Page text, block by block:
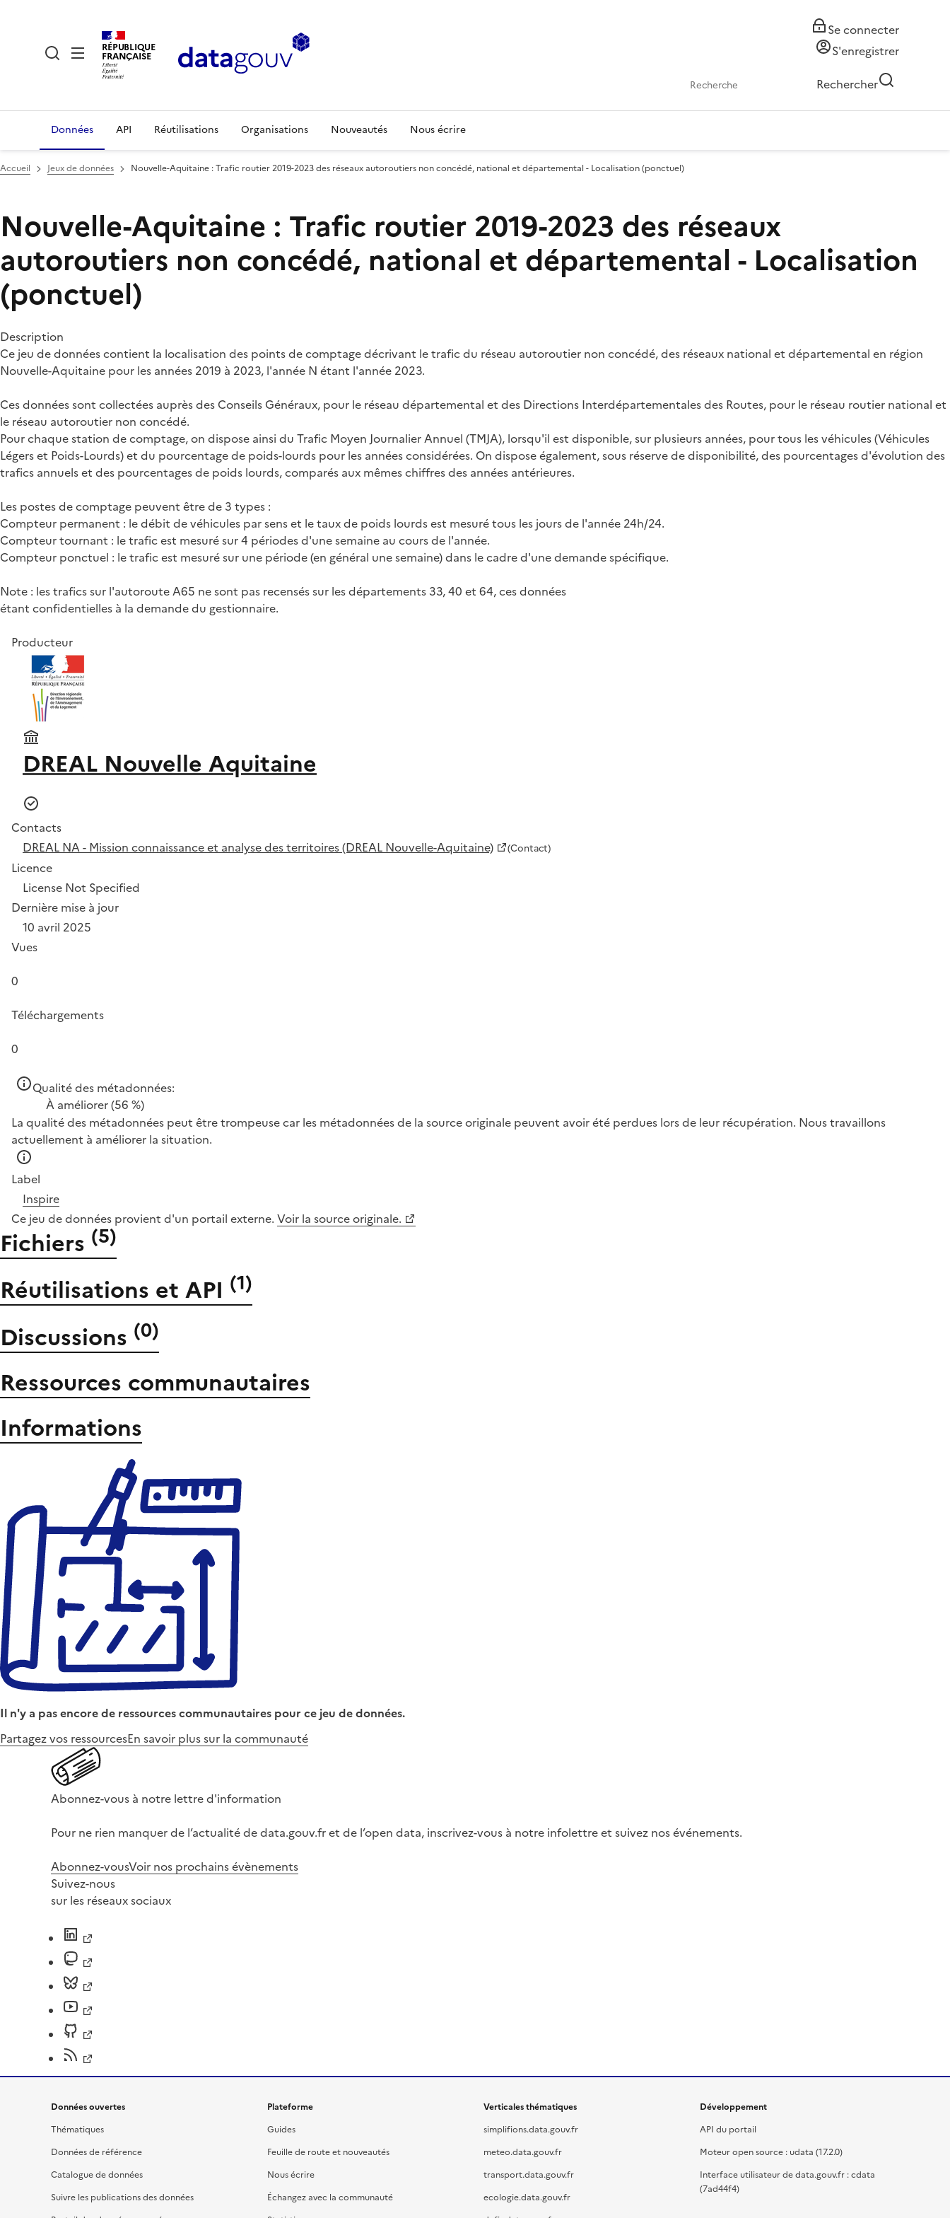
RÉPUBLIQUE
FRANÇAISE
Se connecter
S'enregistrer
Rechercher
Données API Réutilisations Organisations Nouveautés Nous écrire
Accueil Jeux de données Nouvelle-Aquitaine : Trafic routier 2019-2023 des réseaux autoroutiers non concédé, national et départemental - Localisation (ponctuel)
Nouvelle-Aquitaine : Trafic routier 2019-2023 des réseaux
autoroutiers non concédé, national et départemental - Localisation
(ponctuel)
Description
Ce jeu de données contient la localisation des points de comptage décrivant le trafic du réseau autoroutier non concédé, des réseaux national et départemental en région
Nouvelle-Aquitaine pour les années 2019 à 2023, l'année N étant l'année 2023.
Ces données sont collectées auprès des Conseils Généraux, pour le réseau départemental et des Directions Interdépartementales des Routes, pour le réseau routier national et
le réseau autoroutier non concédé.
Pour chaque station de comptage, on dispose ainsi du Trafic Moyen Journalier Annuel (TMJA), lorsqu'il est disponible, sur plusieurs années, pour tous les véhicules (Véhicules
Légers et Poids-Lourds) et du pourcentage de poids-lourds pour les années considérées. On dispose également, sous réserve de disponibilité, des pourcentages d'évolution des
trafics annuels et des pourcentages de poids lourds, comparés aux mêmes chiffres des années antérieures.
Les postes de comptage peuvent être de 3 types :
Compteur permanent : le débit de véhicules par sens et le taux de poids lourds est mesuré tous les jours de l'année 24h/24.
Compteur tournant : le trafic est mesuré sur 4 périodes d'une semaine au cours de l'année.
Compteur ponctuel : le trafic est mesuré sur une période (en général une semaine) dans le cadre d'une demande spécifique.
Note : les trafics sur l'autoroute A65 ne sont pas recensés sur les départements 33, 40 et 64, ces données
étant confidentielles à la demande du gestionnaire.
Producteur
DREAL Nouvelle Aquitaine
Contacts
DREAL NA - Mission connaissance et analyse des territoires (DREAL Nouvelle-Aquitaine)
(Contact)
Licence
License Not Specified
Dernière mise à jour
10 avril 2025
Vues
0
Téléchargements
0
Qualité des métadonnées:
À améliorer(56 %)
La qualité des métadonnées peut être trompeuse car les métadonnées de la source originale peuvent avoir été perdues lors de leur récupération. Nous travaillons
actuellement à améliorer la situation.
Label
Inspire
Ce jeu de données provient d'un portail externe. Voir la source originale.
Fichiers (5)
Réutilisations et API (1)
Discussions (0)
Ressources communautaires
Informations
Il n'y a pas encore de ressources communautaires pour ce jeu de données.
Partagez vos ressourcesEn savoir plus sur la communauté
Abonnez-vous à notre lettre d'information
Pour ne rien manquer de l’actualité de data.gouv.fr et de l’open data, inscrivez-vous à notre infolettre et suivez nos événements.
Abonnez-vousVoir nos prochains évènements
Suivez-nous
sur les réseaux sociaux
Données ouvertes
Thématiques
Données de référence
Catalogue de données
Suivre les publications des données
Plateforme
Guides
Feuille de route et nouveautés
Nous écrire
Échangez avec la communauté
Verticales thématiques
simplifions.data.gouv.fr
meteo.data.gouv.fr
transport.data.gouv.fr
ecologie.data.gouv.fr
Développement
API du portail
Moteur open source : udata (17.2.0)
Interface utilisateur de data.gouv.fr : cdata
(7ad44f4)